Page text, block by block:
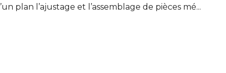
plan l’ajustage et l’assemblage de pièces mé...